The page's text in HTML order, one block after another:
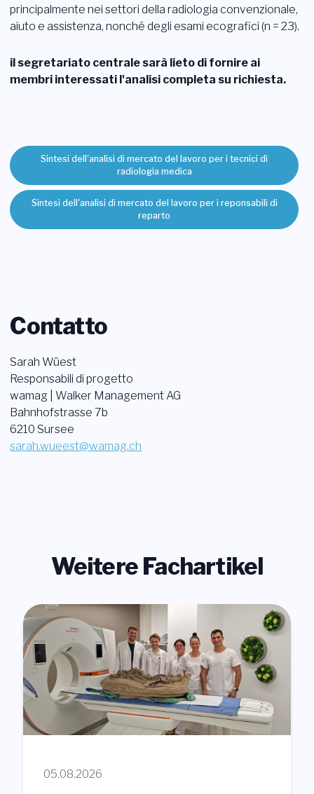
principalmente nei settori della radiologia convenzionale,
aiuto e assistenza, nonché degli esami ecografici (n = 23).
il segretariato centrale sarà lieto di fornire ai
membri interessati l'analisi completa su richiesta.
Sintesi dell'analisi di mercato del lavoro per i tecnici di
radiologia medica
Sintesi dell'analisi di mercato del lavoro per i reponsabili di
reparto
Contatto
Sarah Wüest
Responsabili di progetto
wamag | Walker Management AG
Bahnhofstrasse 7b
6210 Sursee
sarah.wueest@wamag.ch
Weitere Fachartikel
05.08.2026